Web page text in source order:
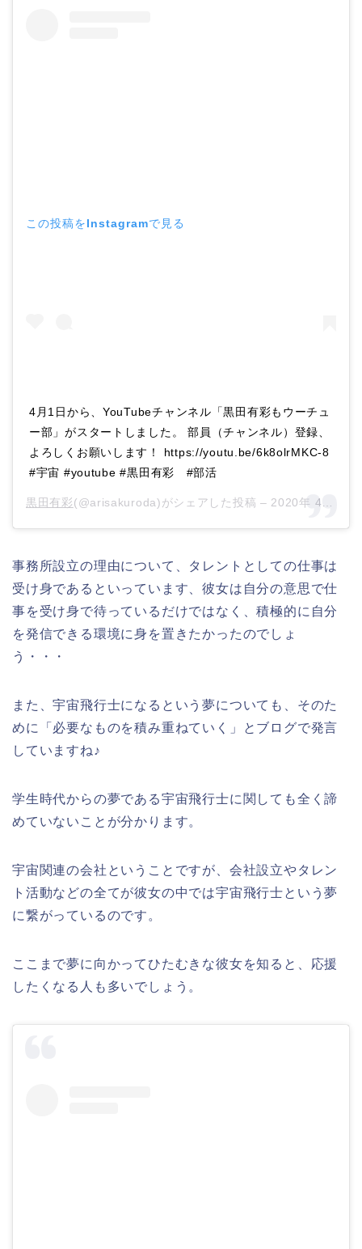
この投稿をInstagramで見る
4月1日から、YouTubeチャンネル「黒田有彩もウーチュ
ー部」がスタートしました。 部員（チャンネル）登録、
よろしくお願いします！ https://youtu.be/6k8olrMKC-8
#宇宙 #youtube #黒田有彩 #部活
黒田有彩(@arisakuroda)がシェアした投稿 – 2020年 4月月2日午後8時50分PDT
事務所設立の理由について、タレントとしての仕事は
受け身であるといっています、彼女は自分の意思で仕
事を受け身で待っているだけではなく、積極的に自分
を発信できる環境に身を置きたかったのでしょ
う・・・
また、宇宙飛行士になるという夢についても、そのた
めに「必要なものを積み重ねていく」とブログで発言
していますね♪
学生時代からの夢である宇宙飛行士に関しても全く諦
めていないことが分かります。
宇宙関連の会社ということですが、会社設立やタレン
ト活動などの全てが彼女の中では宇宙飛行士という夢
に繋がっているのです。
ここまで夢に向かってひたむきな彼女を知ると、応援
したくなる人も多いでしょう。